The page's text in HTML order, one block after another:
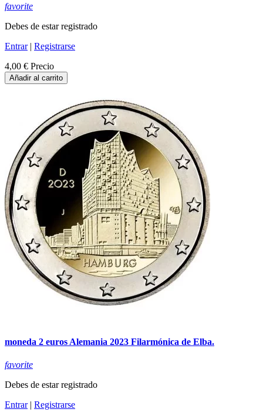
favorite
Debes de estar registrado
Entrar| Registrarse
4,00 € Precio
Añadir al carrito
moneda 2 euros Alemania 2023 Filarmónica de Elba.
favorite
Debes de estar registrado
Entrar| Registrarse